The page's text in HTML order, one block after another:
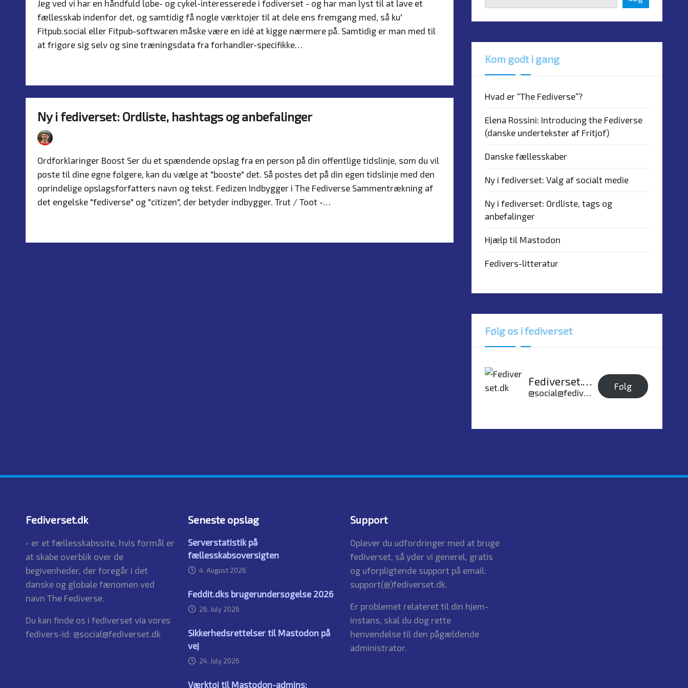
Jeg ved vi har en håndfuld løbe- og cykel-interesserede i fødiverset - og har man lyst til at lave et
fællesskab indenfor det, og samtidig få nogle værktøjer til at dele ens fremgang med, så ku'
Fitpub.social eller Fitpub-softwaren måske være en idé at kigge nærmere på. Samtidig er man med til
at frigøre sig selv og sine træningsdata fra forhandler-specifikke…
Ny i fediverset: Ordliste, hashtags og anbefalinger
Posted
by
Ordforklaringer Boost Ser du et spændende opslag fra en person på din offentlige tidslinje, som du vil
poste til dine egne følgere, kan du vælge at "booste" det. Så postes det på din egen tidslinje med den
oprindelige opslagsforfatters navn og tekst. Fedizen Indbygger i The Fediverse Sammentrækning af
det engelske "fediverse" og "citizen", der betyder indbygger. Trut / Toot -…
Kom godt i gang
Hvad er “The Fediverse”?
Elena Rossini: Introducing the Fediverse
(danske undertekster af Fritjof)
Danske fællesskaber
Ny i fediverset: Valg af socialt medie
Ny i fediverset: Ordliste, tags og
anbefalinger
Hjælp til Mastodon
Fedivers-litteratur
Følg os i fediverset
Fediverset.dk
@social@fediverset.dk
Følg
Fediverset.dk
- er et fællesskabssite, hvis formål er
at skabe overblik over de
begivenheder, der foregår i det
danske og globale fænomen ved
navn The Fediverse.
Du kan finde os i fediverset via vores
fedivers-id: @social@fediverset.dk
Seneste opslag
Serverstatistik på
fællesskabsoversigten
4. August 2026
Feddit.dks brugerundersøgelse 2026
26. July 2026
Sikkerhedsrettelser til Mastodon på
vej
24. July 2026
Værktøj til Mastodon-admins:
Support
Oplever du udfordringer med at bruge
fediverset, så yder vi generel, gratis
og uforpligtende support på email:
support(@)fediverset.dk.
Er problemet relateret til din hjem-
instans, skal du dog rette
henvendelse til den pågældende
administrator.